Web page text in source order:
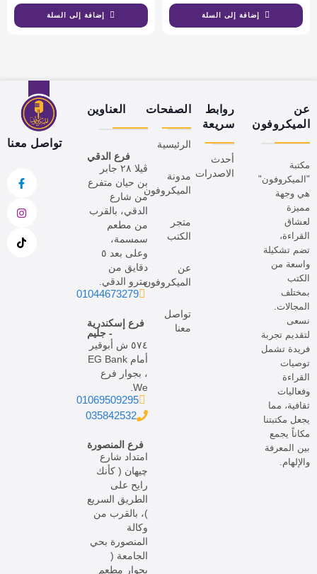
إضافة إلى السلة إضافة إلى السلة
عن
الميكروفون
مكتبة
"الميكروفون"
هي وجهة
مميزة
لعشاق
القراءة،
تضم تشكيلة
واسعة من
الكتب
بمختلف
المجالات.
نسعى
لتقديم تجربة
فريدة تشمل
توصيات
القراءة
وفعاليات
ثقافية، مما
يجعل مكتبتنا
مكاناً يجمع
بين المعرفة
والإلهام.
روابط
سريعة
أحدث
الاصدرات
الصفحات
الرئيسية
مدونة
الميكروفون
متجر
الكتب
عن
الميكروفون
تواصل
معنا
العناوين
فرع الدقي
ڤيلا ٢٨ جابر
بن حيان متفرع
من شارع
الدقي، بالقرب
من مطعم
سمسمة،
وعلى بعد ٥
دقايق من
مترو الدقي.
01044673279
فرع إسكندرية
- جليم
٥٧٤ ش أبوقير
أمام EG Bank
، بجوار فرع
We.
01069509295
035842532
فرع المنصورة
امتداد شارع
چيهان ( كأنك
رايح على
الطريق السريع
)، بالقرب من
وكالة
المنصورة بحي
الجامعة (
بجوار مطعم
تواصل معنا